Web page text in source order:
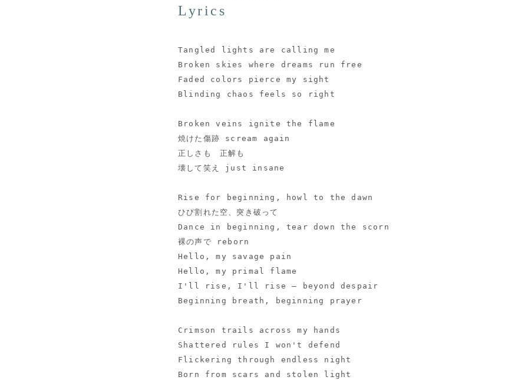
Lyrics
Tangled lights are calling me
Broken skies where dreams run free
Faded colors pierce my sight
Blinding chaos feels so right
Broken veins ignite the flame
焼けた傷跡 scream again
正しさも　正解も
壊して笑え just insane
Rise for beginning, howl to the dawn
ひび割れた空、突き破って
Dance in beginning, tear down the scorn
裸の声で reborn
Hello, my savage pain
Hello, my primal flame
I'll rise, I'll rise — beyond despair
Beginning breath, beginning prayer
Crimson trails across my hands
Shattered rules I won't defend
Flickering through endless night
Born from scars and stolen light